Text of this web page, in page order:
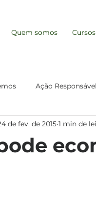
Quem somos Cursos
Ação
Gestão e Resp.
de fev. de 2015 1 min de